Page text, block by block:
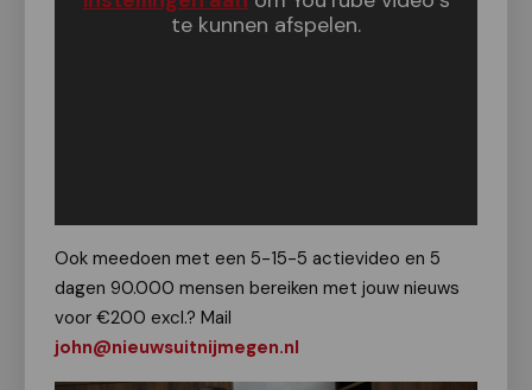
te kunnen afspelen.
Ook meedoen met een 5-15-5 actievideo en 5
dagen 90.000 mensen bereiken met jouw nieuws
voor €200 excl.? Mail
john@nieuwsuitnijmegen.nl